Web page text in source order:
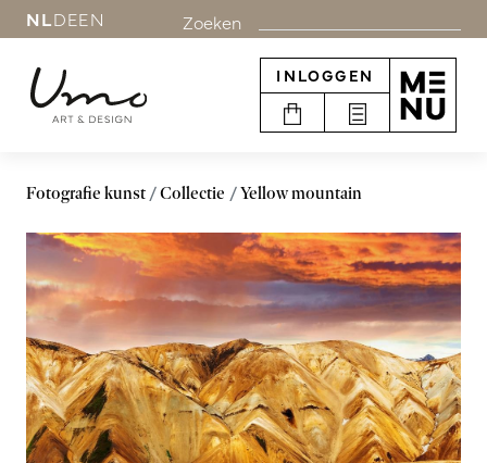
NLDEEN Zoeken
INLOGGEN
Fotografie kunst Collectie Yellow mountain